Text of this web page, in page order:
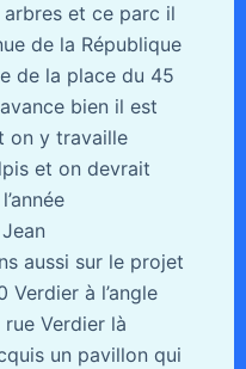
arbres et ce parc il
de la République
de la place du 45
bien il est
on y travaille
et on devrait
aussi sur le projet
Verdier à l’angle
Verdier là
un pavillon qui